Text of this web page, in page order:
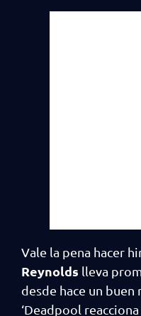
Vale la pena hacer
Reynolds lleva
desde hace un buen
‘Deadpool reacciona